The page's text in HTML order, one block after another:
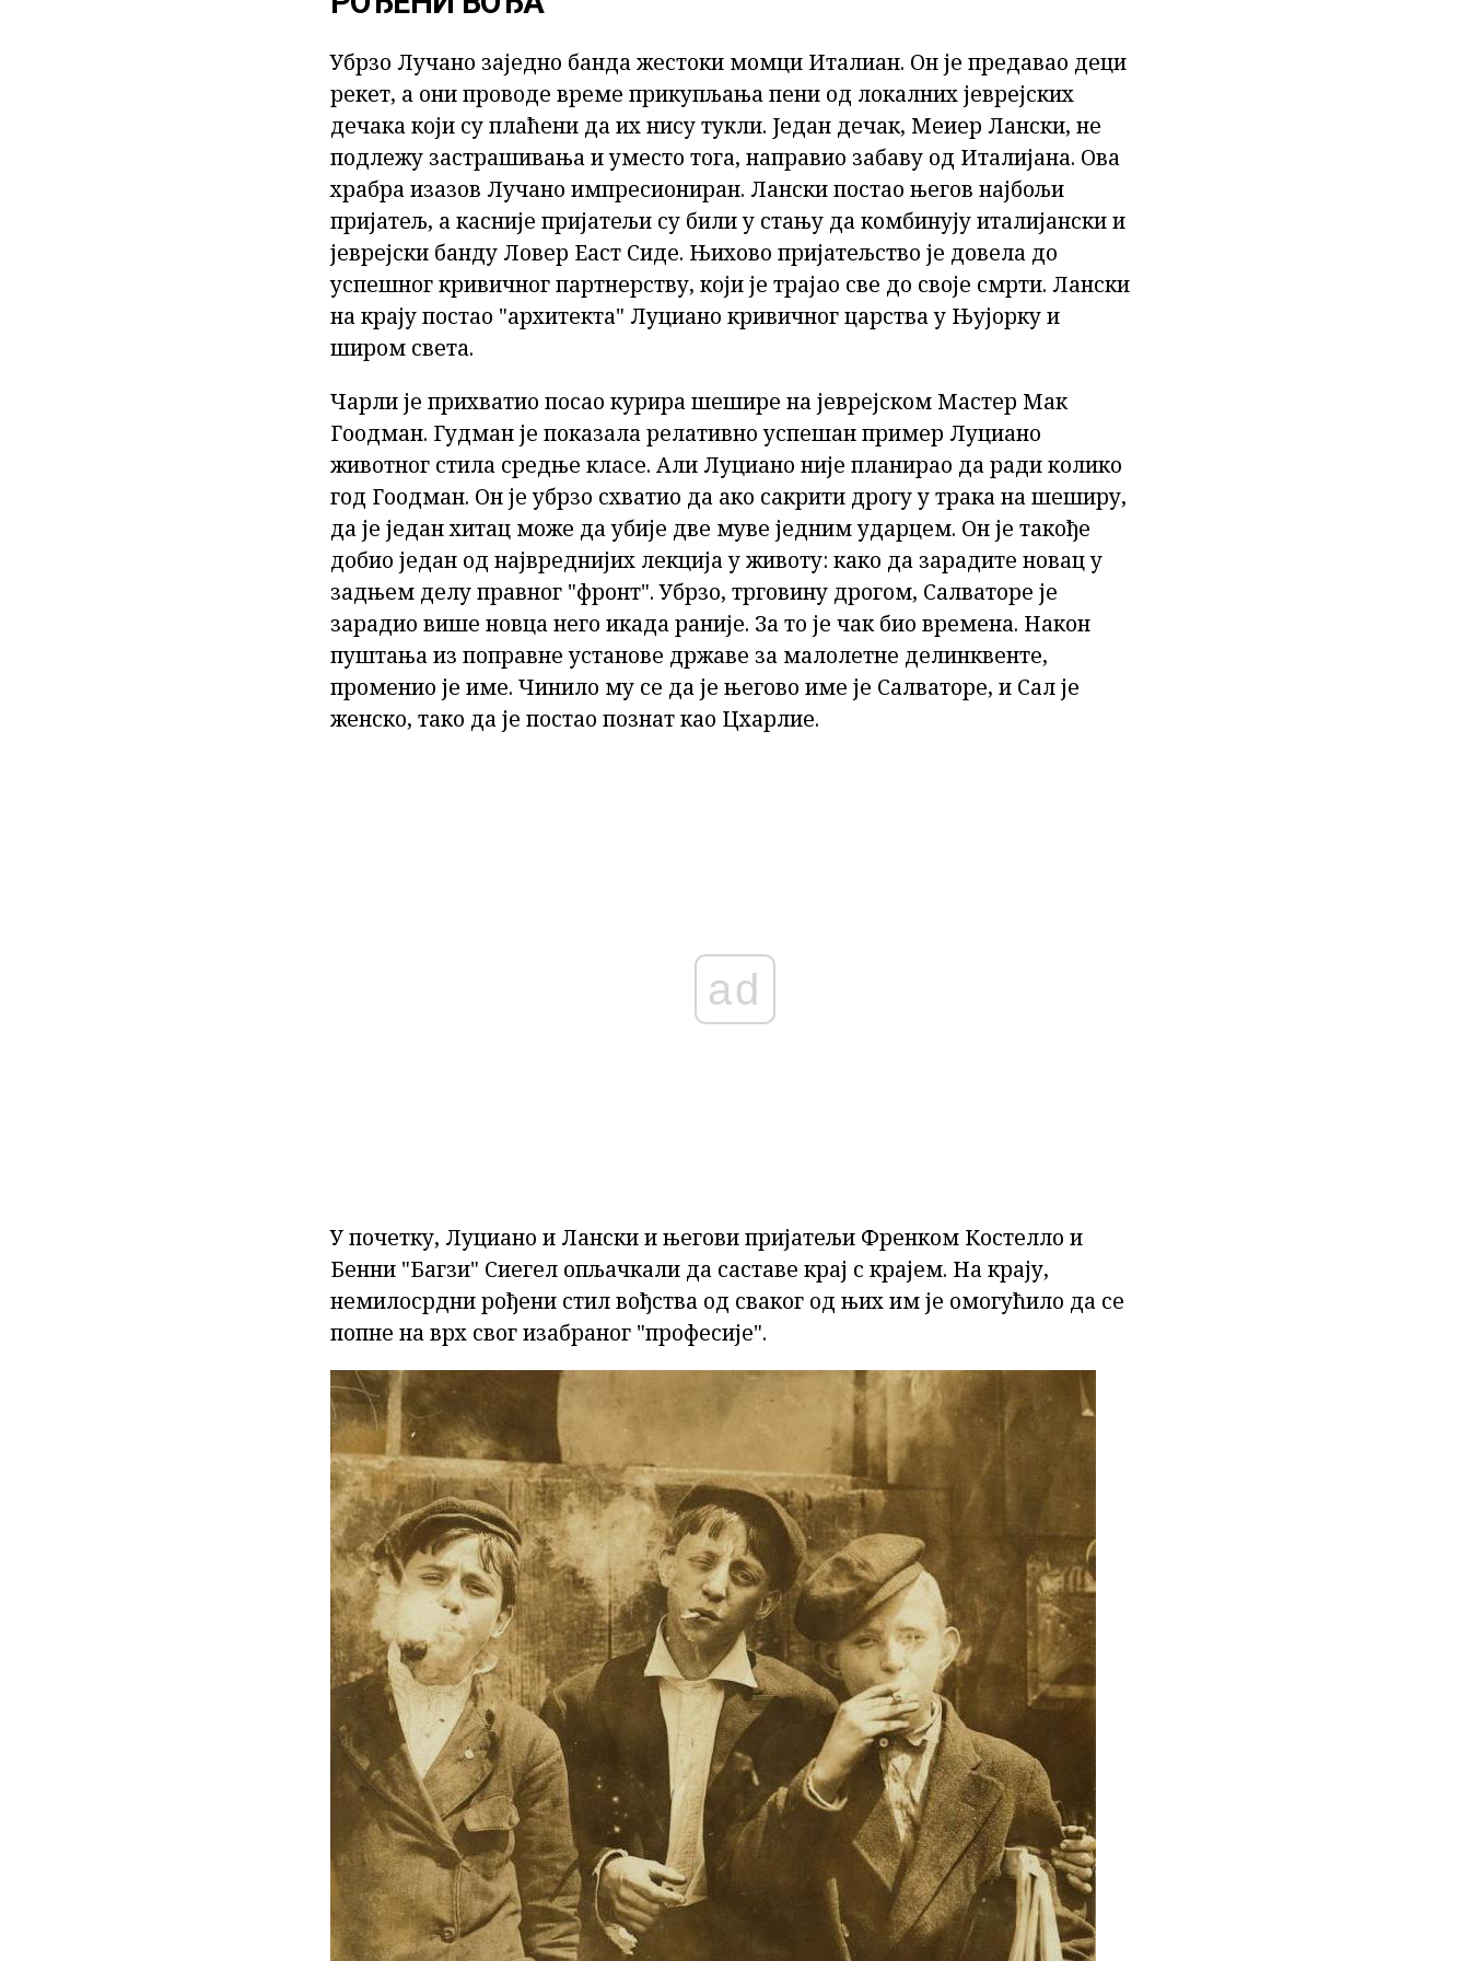
Убрзо Лучано заједно банда жестоки момци Италиан. Он је предавао деци
рекет, а они проводе време прикупљања пени од локалних јеврејских
дечака који су плаћени да их нису тукли. Један дечак, Меиер Лански, не
подлежу застрашивања и уместо тога, направио забаву од Италијана. Ова
храбра изазов Лучано импресиониран. Лански постао његов најбољи
пријатељ, а касније пријатељи су били у стању да комбинују италијански и
јеврејски банду Ловер Еаст Сиде. Њихово пријатељство је довела до
успешног кривичног партнерству, који је трајао све до своје смрти. Лански
на крају постао "архитекта" Луциано кривичног царства у Њујорку и
широм света.
Чарли је прихватио посао курира шешире на јеврејском Мастер Мак
Гоодман. Гудман је показала релативно успешан пример Луциано
животног стила средње класе. Али Луциано није планирао да ради колико
год Гоодман. Он је убрзо схватио да ако сакрити дрогу у трака на шеширу,
да је један хитац може да убије две муве једним ударцем. Он је такође
добио један од највреднијих лекција у животу: како да зарадите новац у
задњем делу правног "фронт". Убрзо, трговину дрогом, Салваторе је
зарадио више новца него икада раније. За то је чак био времена. Након
пуштања из поправне установе државе за малолетне делинквенте,
променио је име. Чинило му се да је његово име је Салваторе, и Сал је
женско, тако да је постао познат као Цхарлие.
ad
У почетку, Луциано и Лански и његови пријатељи Френком Костелло и
Бенни "Багзи" Сиегел опљачкали да саставе крај с крајем. На крају,
немилосрдни рођени стил вођства од сваког од њих им је омогућило да се
попне на врх свог изабраног "професије".